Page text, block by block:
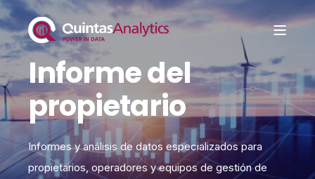
Informe del
propietario
Informes y análisis de datos especializados para
propietarios, operadores y equipos de gestión de